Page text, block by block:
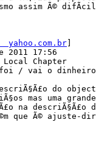
assim Ã©
yahoo.com.br
2011 17:56
Local Chapter
foi / vai o
do
mas uma
na
que Ã© ajuste-